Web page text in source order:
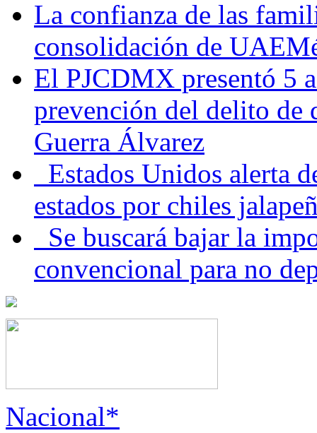
La confianza de las
consolidación de
El PJCDMX presentó 5
prevención del delito de
Guerra Álvarez
Estados Unidos alerta
estados por chiles
Se buscará bajar la
convencional para no
Nacional*